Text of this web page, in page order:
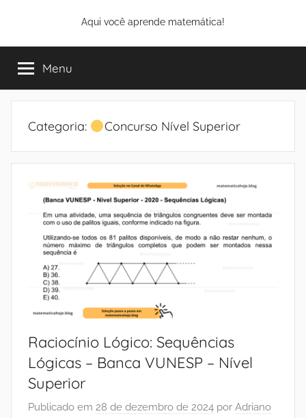
o
conteúdo
Aqui você aprende matemática!
Menu
Categoria: Concurso Nível Superior
Raciocínio Lógico: Sequências
Lógicas – Banca VUNESP – Nível
Superior
Publicado em 28 de dezembro de 2024 por Adriano